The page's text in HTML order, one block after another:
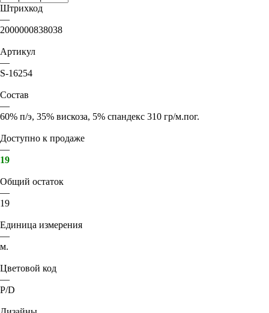
Штрихкод
—
2000000838038
Артикул
—
S-16254
Состав
—
60% п/э, 35% вискоза, 5% спандекс 310 гр/м.пог.
Доступно к продаже
—
19
Общий остаток
—
19
Единица измерения
—
м.
Цветовой код
—
P/D